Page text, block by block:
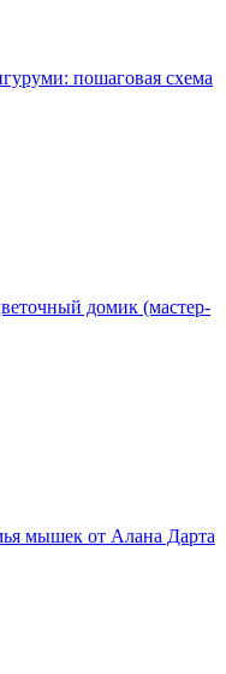
пошаговая схема
домик (мастер-
мышек от Алана Дарта